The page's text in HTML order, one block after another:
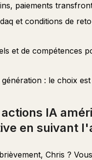
paiements
et conditions de
et de compétences
: le choix
IA
en suivant
Chris ?